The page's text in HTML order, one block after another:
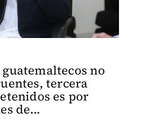
no
tercera
es por
de...